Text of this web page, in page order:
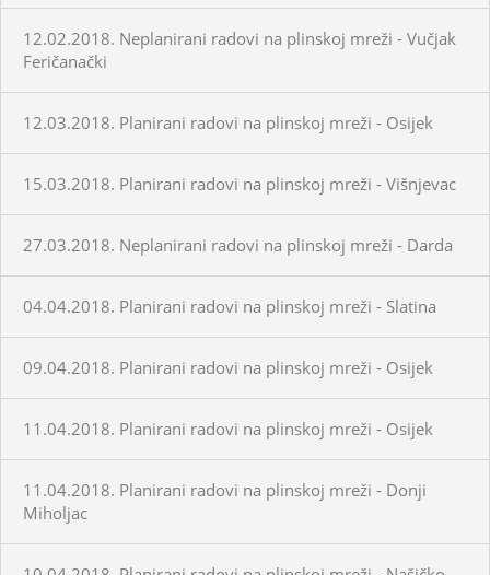
12.02.2018. Neplanirani radovi na plinskoj mreži - Vučjak
Feričanački
12.03.2018. Planirani radovi na plinskoj mreži - Osijek
15.03.2018. Planirani radovi na plinskoj mreži - Višnjevac
27.03.2018. Neplanirani radovi na plinskoj mreži - Darda
04.04.2018. Planirani radovi na plinskoj mreži - Slatina
09.04.2018. Planirani radovi na plinskoj mreži - Osijek
11.04.2018. Planirani radovi na plinskoj mreži - Osijek
11.04.2018. Planirani radovi na plinskoj mreži - Donji
Miholjac